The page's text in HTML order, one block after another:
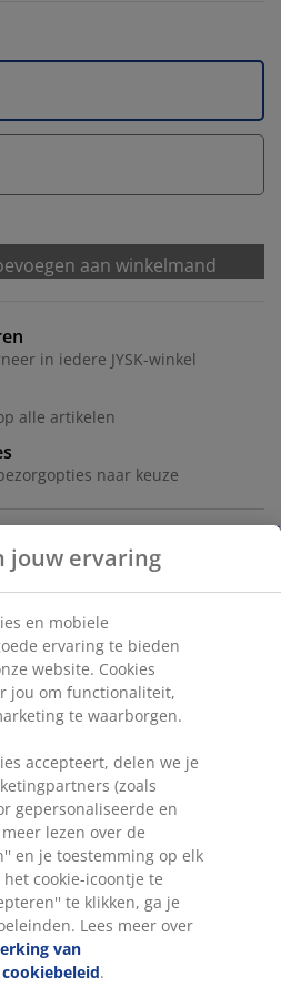
aan winkelmand
in iedere JYSK-winkel
alle artikelen
naar keuze
jouw ervaring
en mobiele
ervaring te bieden
website. Cookies
jou om functionaliteit,
te waarborgen.
accepteert, delen we je
(zoals
gepersonaliseerde en
lezen over de
en je toestemming op elk
cookie-icoontje te
te klikken, ga je
Lees meer over
van
cookiebeleid.